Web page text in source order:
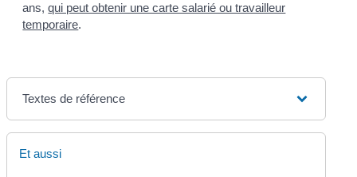
ans,qui peut obtenir une carte salarié ou travailleur
temporaire.
Textes de référence
Et aussi